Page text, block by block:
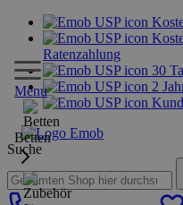
Ratenzahlung
30
2
Suche
Menu
Betten